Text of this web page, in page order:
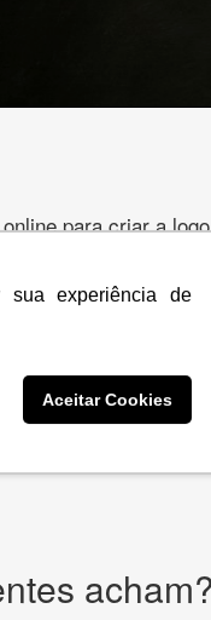
sua experiência de
Aceitar Cookies
para criar a
e muito